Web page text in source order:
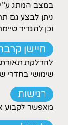
במצב המתג
ניתן לבצע גם
וכן להגדיר
חיישן
להדלקת
שימושי בחדרי
רגישות
מאפשר לקבוע